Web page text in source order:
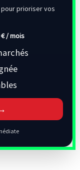
pour prioriser vos
€ / mois